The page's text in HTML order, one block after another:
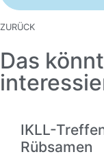
ZURÜCK
Das
IKLL-
Rübsamen